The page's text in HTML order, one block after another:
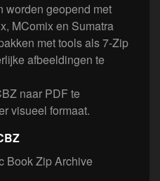
worden geopend met
MComix en Sumatra
met tools als 7-Zip
afbeeldingen te
naar PDF te
visueel formaat.
Book Zip Archive